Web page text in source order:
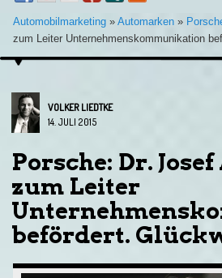
Automobilmarketing » Automarken »
zum Leiter Unternehmenskommunikation
VOLKER LIEDTKE
14. JULI 2015
Porsche: Dr.
zum Leiter
befördert.